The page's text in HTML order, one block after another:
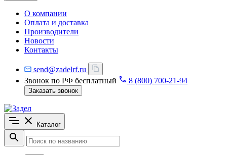
О компании
Оплата и доставка
Производители
Новости
Контакты
send@zadelrf.ru
Звонок по РФ бесплатный
8 (800) 700-21-94
Заказать звонок
Каталог